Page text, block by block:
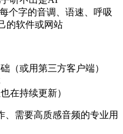
个字的音调、语速、呼吸
的软件或网站
（或用第三方客户端）
在持续更新）
、需要高质感音频的专业用